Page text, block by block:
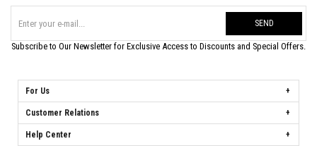
SEND
Subscribe to Our Newsletter for Exclusive Access to Discounts and Special Offers.
For Us
Customer Relations
Help Center